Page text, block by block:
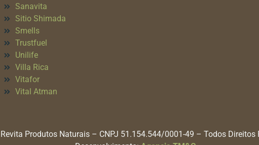
Sanavita
Sitio Shimada
Smells
Trustfuel
Unilife
Villa Rica
Vitafor
Vital Atman
Produtos Naturais – CNPJ 51.154.544/0001-49 – Todos Direitos